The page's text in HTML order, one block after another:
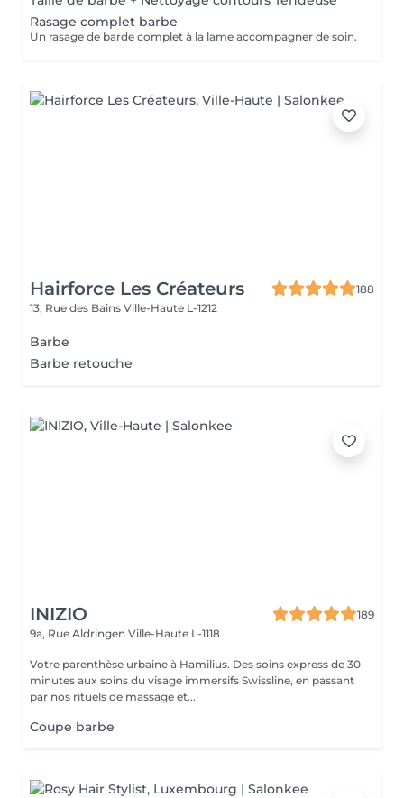
Rasage complet barbe
Un rasage de barde complet à la lame accompagner de soin.
Hairforce Les Créateurs
188
13, Rue des Bains Ville-Haute L-1212
Barbe
Barbe retouche
INIZIO
189
9a, Rue Aldringen Ville-Haute L-1118
Votre parenthèse urbaine à Hamilius. Des soins express de 30
minutes aux soins du visage immersifs Swissline, en passant
par nos rituels de massage et...
Coupe barbe